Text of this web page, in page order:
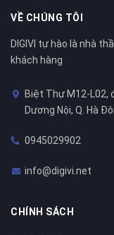
VỀ CHÚNG TÔI
DIGIVI tự hào là nhà
khách hàng
Biệt Thự M12-L02,
Dương Nội, Q. Hà
0945029902
info@digivi.net
CHÍNH SÁCH